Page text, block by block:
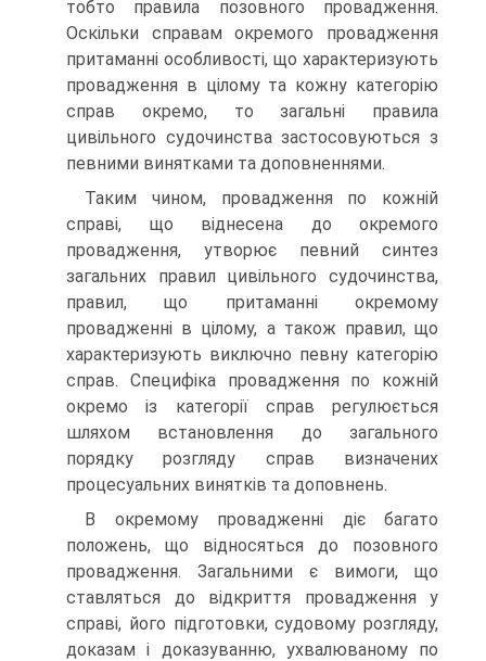
тобто правила позовного провадження.
Оскільки справам окремого провадження
притаманні особливості, що характеризують
провадження в цілому та кожну категорію
справ окремо, то загальні правила
цивільного судочинства застосовуються з
певними винятками та доповненнями.
Таким чином, провадження по кожній
справі, що віднесена до окремого
провадження, утворює певний синтез
загальних правил цивільного судочинства,
правил, що притаманні окремому
провадженні в цілому, а також правил, що
характеризують виключно певну категорію
справ. Специфіка провадження по кожній
окремо із категорії справ регулюється
шляхом встановлення до загального
порядку розгляду справ визначених
процесуальних винятків та доповнень.
В окремому провадженні діє багато
положень, що відносяться до позовного
провадження. Загальними є вимоги, що
ставляться до відкриття провадження у
справі, його підготовки, судовому розгляду,
доказам і доказуванню, ухвалюваному по